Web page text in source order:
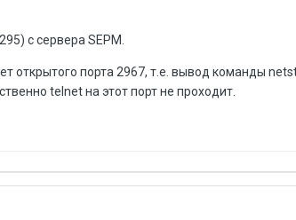
с сервера SEPM.
открытого порта 2967, т.е. вывод команды
telnet на этот порт не проходит.